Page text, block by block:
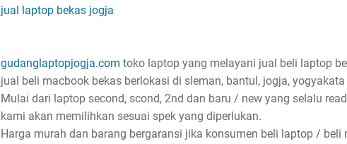
jual laptop bekas jogja
gudanglaptopjogja.com toko laptop yang melayani jual beli laptop
jual beli macbook bekas berlokasi di sleman, bantul, jogja,
Mulai dari laptop second, scond, 2nd dan baru / new yang selalu
kami akan memilihkan sesuai spek yang diperlukan.
Harga murah dan barang bergaransi jika konsumen beli laptop /